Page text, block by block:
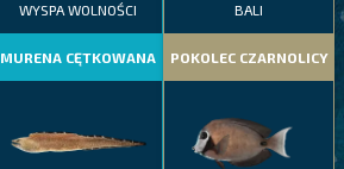
WYSPA WOLNOŚCI
MURENA CĘTKOWANA
BALI
POKOLEC CZARNOLICY